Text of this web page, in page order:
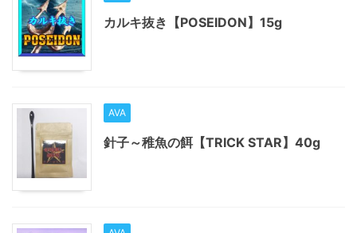
カルキ抜き【POSEIDON】15g
AVA
針子～稚魚の餌【TRICK STAR】40g